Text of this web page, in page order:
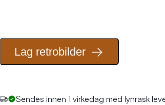
Lag retrobilder
Sendes innen 1 virkedag med lynrask